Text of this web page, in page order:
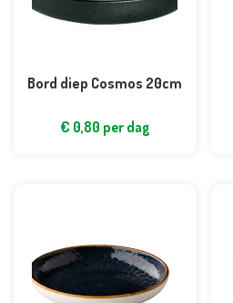
Bord diep Cosmos 20cm
€ 0,80 per dag